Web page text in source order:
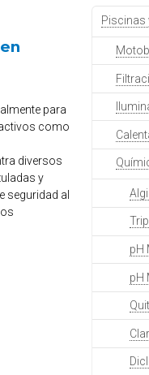
para
como
diversos
y
seguridad al
Piscinas
pH
pH